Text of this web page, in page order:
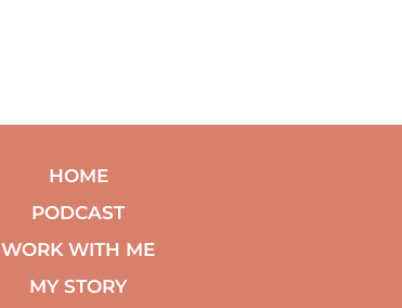
HOME
PODCAST
WORK WITH ME
MY STORY